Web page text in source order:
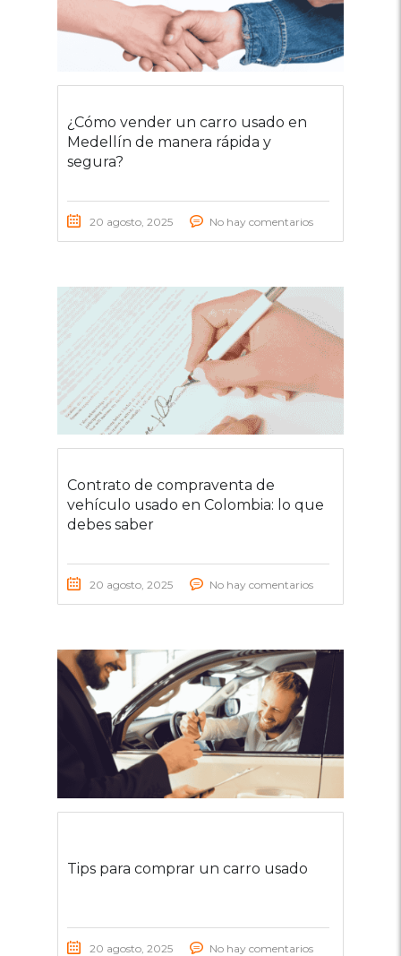
¿Cómo vender un carro usado en
Medellín de manera rápida y
segura?
20 agosto, 2025 No hay comentarios
Contrato de compraventa de
vehículo usado en Colombia: lo que
debes saber
20 agosto, 2025 No hay comentarios
Tips para comprar un carro usado
20 agosto, 2025 No hay comentarios